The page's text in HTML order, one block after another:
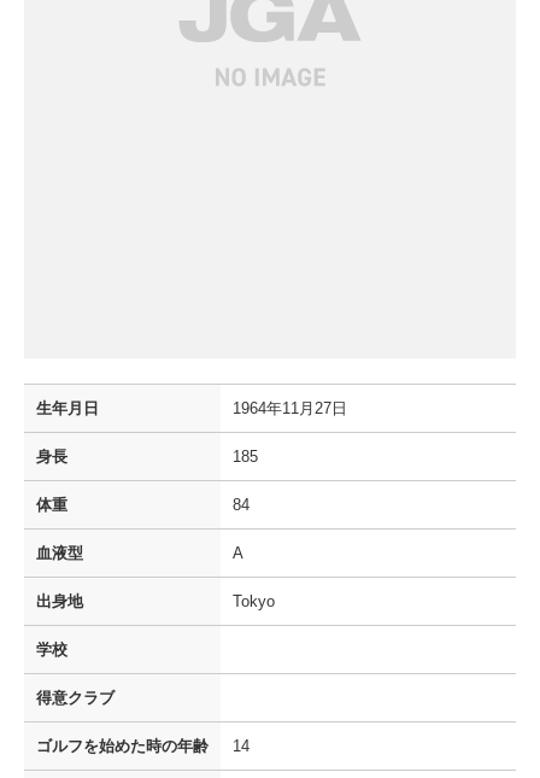
生年月日 1964年11月27日
身長 185
体重 84
血液型 A
出身地 Tokyo
学校
得意クラブ
ゴルフを始めた時の年齢 14